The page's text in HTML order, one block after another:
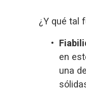
¿Y qué tal
en
una